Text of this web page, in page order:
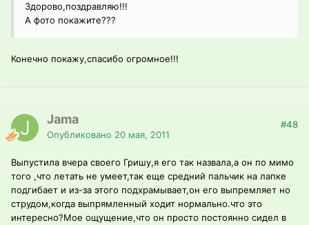
Здорово,поздравляю!!!
А фото покажите???
Конечно покажу,спасибо огромное!!!
Jama
Опубликовано 20 мая, 2011
#48
Выпустила вчера своего Гришу,я его так назвала,а он по мимо
того ,что летать не умеет,так еще средний пальчик на лапке
подгибает и из-за этого подхрамывает,он его выпремляет но
струдом,когда выпрямленный ходит нормально.что это
интересно?Мое ощущение,что он просто постоянно сидел в